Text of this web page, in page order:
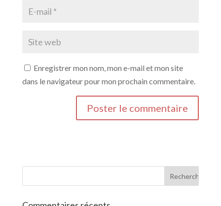
Enregistrer mon nom, mon e-mail et mon site
dans le navigateur pour mon prochain commentaire.